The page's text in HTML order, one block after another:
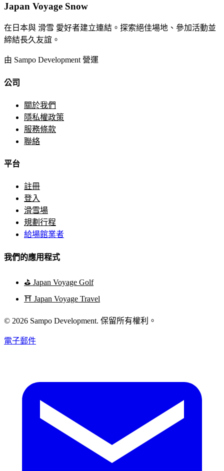
Japan Voyage Snow
在日本與 滑雪 愛好者建立連結。探索絕佳場地、參加活動並
締結長久友誼。
由 Sampo Development 營運
公司
關於我們
隱私權政策
服務條款
聯絡
平台
註冊
登入
滑雪場
規劃行程
給場館業者
我們的應用程式
⛳ Japan Voyage Golf
⛩️ Japan Voyage Travel
© 2026 Sampo Development. 保留所有權利。
電子郵件